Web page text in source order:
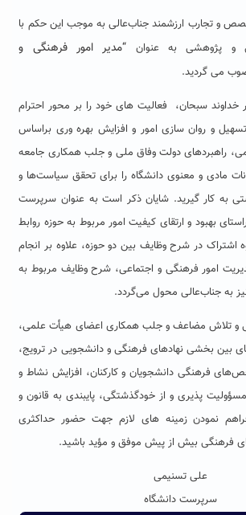
و تجارب ارزشمند جناب‌عالی به موجب این حکم با
و پژوهشی به عنوان “مدیر امور فرهنگی و
می گردید.
خداوند سبحان، فعالیت های خود را بر محور احترام
و روان سازی امور و افزایش بهره وری براساس
راهبردهای دولت وفاق ملی و جلب همکاری جامعه
مادی و معنوی دانشگاه را برای تحقق سیاست‌ها و
به کار گیرید. شایان ذکر است به عنوان سرپرست
بهبود و ارتقای کیفیت امور مربوط به حوزه روابط
در شرح وظایف بین دو حوزه، علاوه بر انجام
امور فرهنگی و اجتماعی، شرح وظایف مربوط به
به جناب‌عالی محول می‌گردد.
و تلاش مضاعف و جلب همکاری اعضای هیأت علمی،
بین بخشی نهادهای فرهنگی و دانشجویی در ترویج،
فرهنگی دانشجویان و کارکنان، افزایش نشاط و
پذیری و از خودگذشتگی، پایبندی به قانون و
نمودن زمینه های لازم جهت حضور حداکثری
فرهنگی بیش از پیش موفق و مؤید باشید.
علی تسنیمی
سرپرست دانشگاه